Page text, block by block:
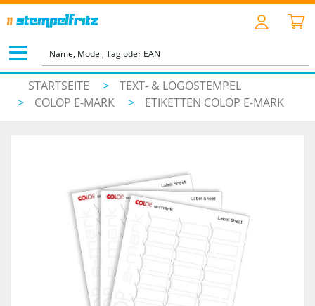
STARTSEITE >
TEXT- & LOGOSTEMPEL
>
COLOP E-MARK > ETIKETTEN COLOP E-MARK